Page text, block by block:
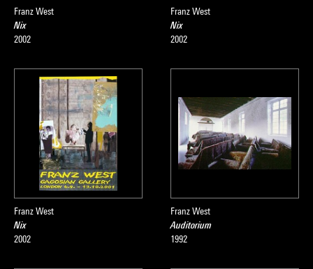
Source :
collection du Centre Pompidou, Musée national d'art moderne
, sous la direction de Sophie Duplaix, Paris, Centre Pompidou,
Franz West
Nix
2002
Franz West
Nix
2002
Franz West
Nix
2002
Franz West
Auditorium
1992